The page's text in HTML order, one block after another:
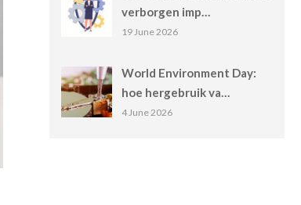
verborgen imp…
19 June 2026
World Environment Day:
hoe hergebruik va…
4 June 2026